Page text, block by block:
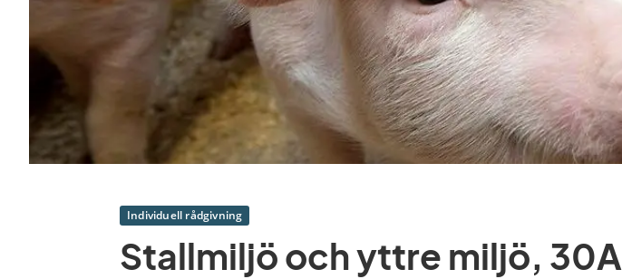
Individuell rådgivning
Stallmiljö och yttre miljö, 30A